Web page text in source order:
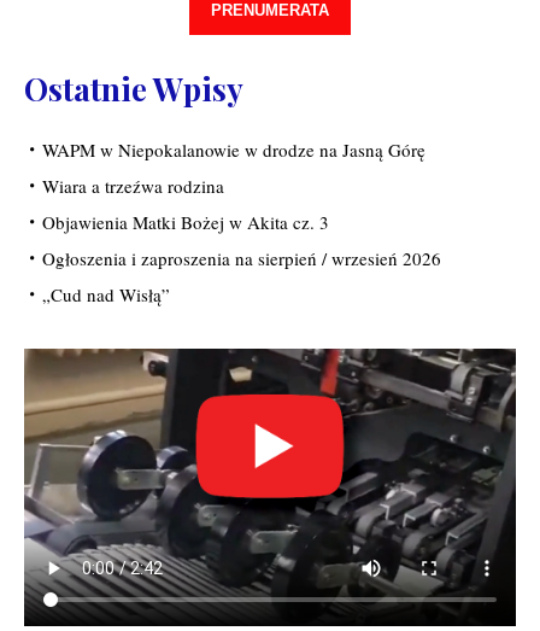
PRENUMERATA
Ostatnie Wpisy
WAPM w Niepokalanowie w drodze na Jasną Górę
Wiara a trzeźwa rodzina
Objawienia Matki Bożej w Akita cz. 3
Ogłoszenia i zaproszenia na sierpień / wrzesień 2026
„Cud nad Wisłą”